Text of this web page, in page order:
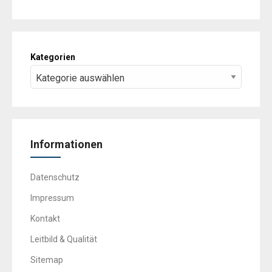
Kategorien
Informationen
Datenschutz
Impressum
Kontakt
Leitbild & Qualität
Sitemap